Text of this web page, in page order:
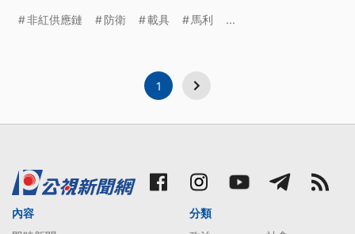
非紅供應鏈 防衛 載具 馬利 ...
1
內容
分類